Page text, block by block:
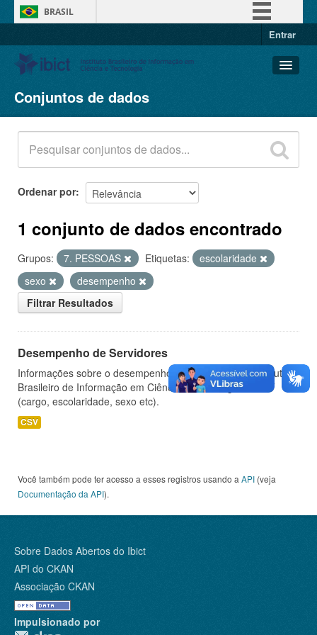
BRASIL
Entrar
Conjuntos de dados
Organizações
Grupos
Sobre
Conjuntos de dados
Ordenar por
1 conjunto de dados encontrado
Grupos: 7. PESSOAS Etiquetas:
escolaridade
sexo
desempenho
Filtrar Resultados
Desempenho de Servidores
Informações sobre o desempenho de servidores do Instituto
Brasileiro de Informação em Ciência e Tecnologia - IBICT
(cargo, escolaridade, sexo etc).
CSV
Você também pode ter acesso a esses registros usando a API (veja
Documentação da API).
Sobre Dados Abertos do Ibict
API do CKAN
Associação CKAN
Impulsionado por